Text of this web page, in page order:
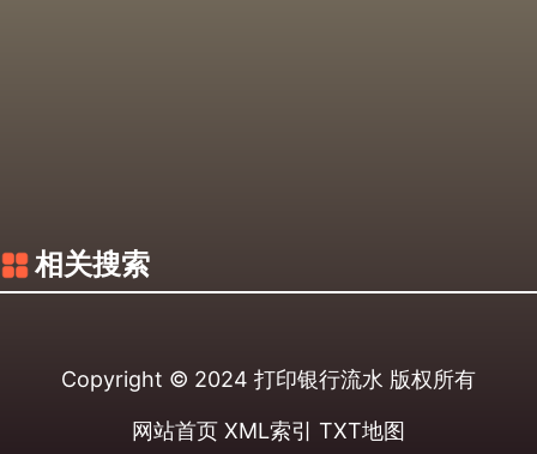
相关搜索
Copyright © 2024 打印银行流水 版权所有
网站首页 XML索引 TXT地图